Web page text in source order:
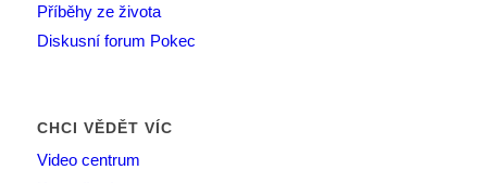
Příběhy ze života
Diskusní forum Pokec
CHCI VĚDĚT VÍC
Video centrum